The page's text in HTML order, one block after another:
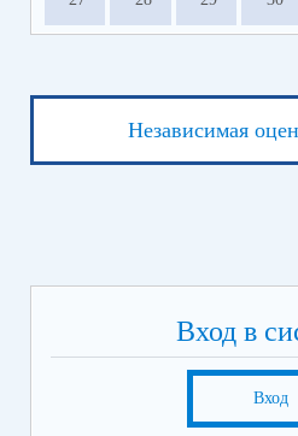
Независимая
Вход в
Вход